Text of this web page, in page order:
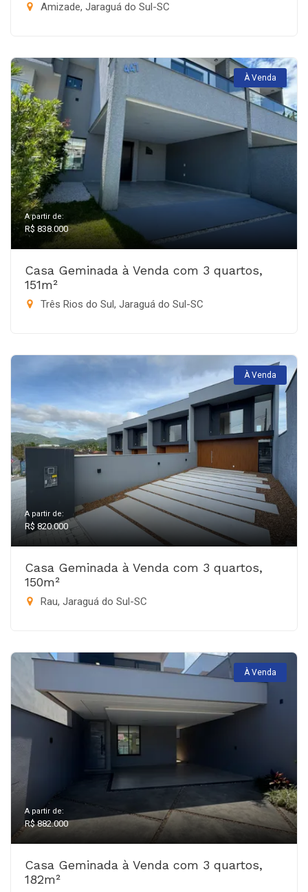
Amizade, Jaraguá do Sul-SC
À Venda
A partir de:
R$ 838.000
Casa Geminada à Venda com 3 quartos,
151m²
Três Rios do Sul, Jaraguá do Sul-SC
À Venda
A partir de:
R$ 820.000
Casa Geminada à Venda com 3 quartos,
150m²
Rau, Jaraguá do Sul-SC
À Venda
A partir de:
R$ 882.000
Casa Geminada à Venda com 3 quartos,
182m²